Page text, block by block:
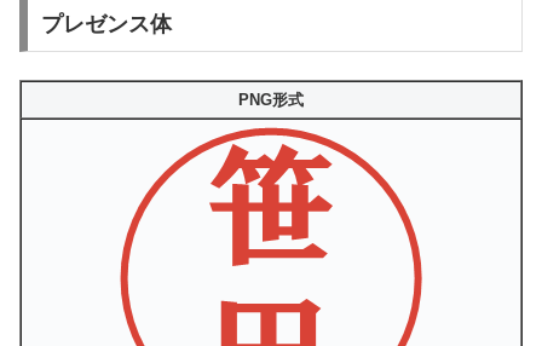
プレゼンス体
PNG形式